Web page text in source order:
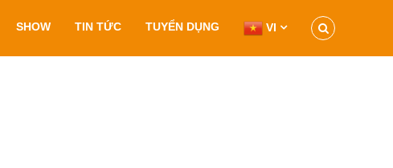
SHOW TIN TỨC TUYỂN DỤNG VI